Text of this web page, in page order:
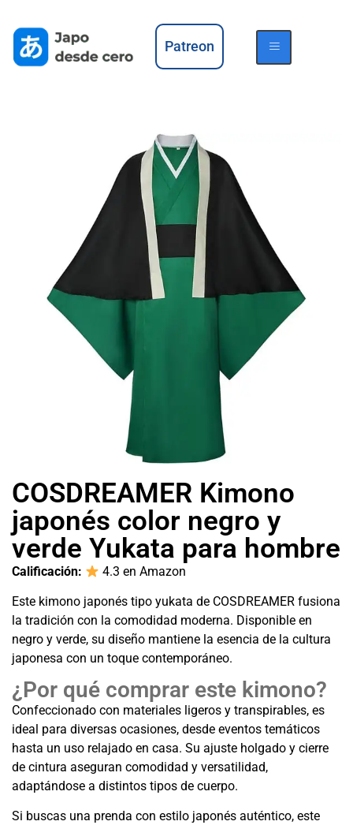
Patreon
COSDREAMER Kimono
japonés color negro y
verde Yukata para hombre
Calificación:
4.3 en Amazon
Este kimono japonés tipo yukata de COSDREAMER fusiona
la tradición con la comodidad moderna. Disponible en
negro y verde, su diseño mantiene la esencia de la cultura
japonesa con un toque contemporáneo.
¿Por qué comprar este kimono?
Confeccionado con materiales ligeros y transpirables, es
ideal para diversas ocasiones, desde eventos temáticos
hasta un uso relajado en casa. Su ajuste holgado y cierre
de cintura aseguran comodidad y versatilidad,
adaptándose a distintos tipos de cuerpo.
Si buscas una prenda con estilo japonés auténtico, este